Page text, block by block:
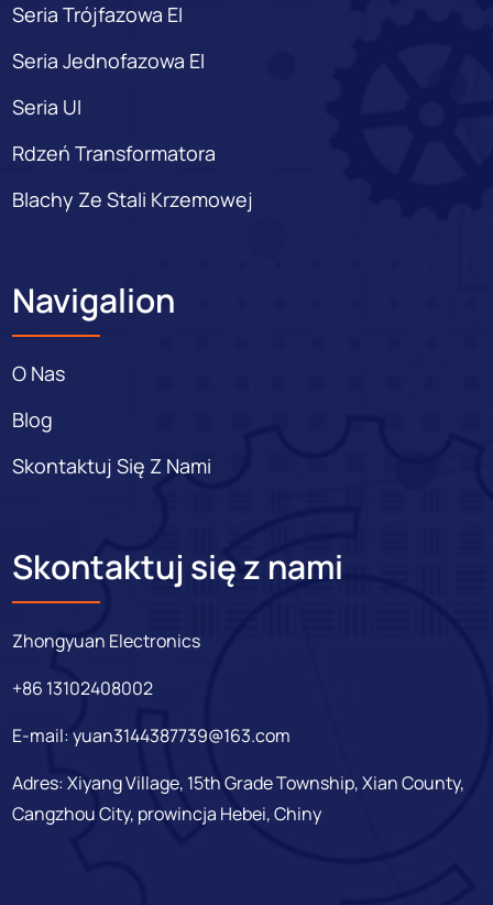
Seria Trójfazowa EI
Seria Jednofazowa EI
Seria UI
Rdzeń Transformatora
Blachy Ze Stali Krzemowej
Navigalion
O Nas
Blog
Skontaktuj Się Z Nami
Skontaktuj się z nami
Zhongyuan Electronics
+86 13102408002
E-mail:yuan3144387739@163.com
Adres: Xiyang Village, 15th Grade Township, Xian County,
Cangzhou City, prowincja Hebei, Chiny